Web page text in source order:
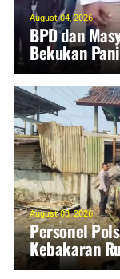
August 04, 2026
BPD dan
Bekukan
August 03, 2026
Personel
Kebakaran
Purwakarta,